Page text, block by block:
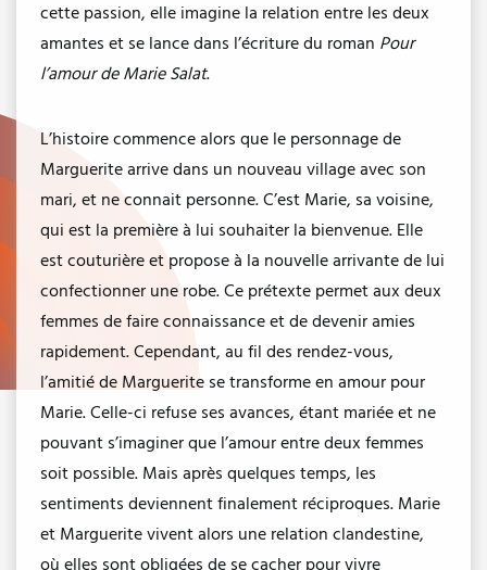
cette passion, elle imagine la relation entre les deux
amantes et se lance dans l’écriture du roman Pour
l’amour de Marie Salat.
L’histoire commence alors que le personnage de
Marguerite arrive dans un nouveau village avec son
mari, et ne connait personne. C’est Marie, sa voisine,
qui est la première à lui souhaiter la bienvenue. Elle
est couturière et propose à la nouvelle arrivante de lui
confectionner une robe. Ce prétexte permet aux deux
femmes de faire connaissance et de devenir amies
rapidement. Cependant, au fil des rendez-vous,
l’amitié de Marguerite se transforme en amour pour
Marie. Celle-ci refuse ses avances, étant mariée et ne
pouvant s’imaginer que l’amour entre deux femmes
soit possible. Mais après quelques temps, les
sentiments deviennent finalement réciproques. Marie
et Marguerite vivent alors une relation clandestine,
où elles sont obligées de se cacher pour vivre